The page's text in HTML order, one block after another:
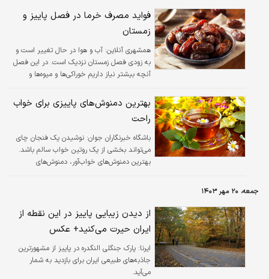
فواید مصرف خرما در فصل پاییز و
زمستان
همشهری آنلاین: آب و هوا در حال تغییر است و
به زودی فصل زمستان نزدیک است. در این فصل
آنچه بیشتر نیاز داریم خوراکی‌ها و میوه‌ها و
بهترین‌ دمنوش‌های پاییزی برای خواب
راحت
باشگاه خبرنگاران جوان: نوشیدن یک فنجان چای
می‌تواند بخشی از یک روتین خواب سالم باشد.
بهترین دمنوش‌های خواب‌آور، دمنوش‌های
جمعه، ۲۰ مهر ۱۴۰۳
از دیدن زیبایی پاییز در این نقطه از
ایران حیرت می‌کنید+ عکس
ایرنا: پارک جنگلی النگدره در پاییز از مشهورترین
جاذبه‌های طبیعی ایران برای بازدید به شمار
می‌آید.